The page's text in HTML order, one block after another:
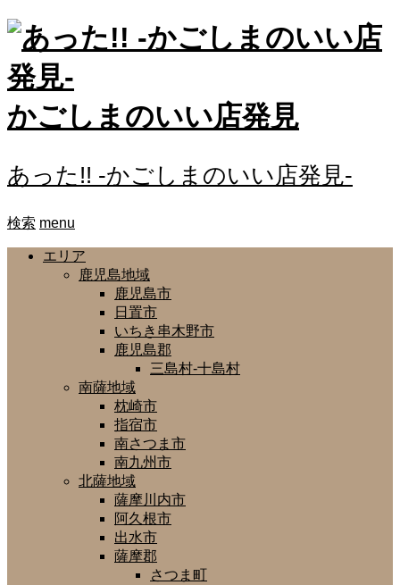
かごしまのいい店発見
あった!! -かごしまのいい店発見-
検索 menu
エリア
鹿児島地域
鹿児島市
日置市
いちき串木野市
鹿児島郡
三島村-十島村
南薩地域
枕崎市
指宿市
南さつま市
南九州市
北薩地域
薩摩川内市
阿久根市
出水市
薩摩郡
さつま町